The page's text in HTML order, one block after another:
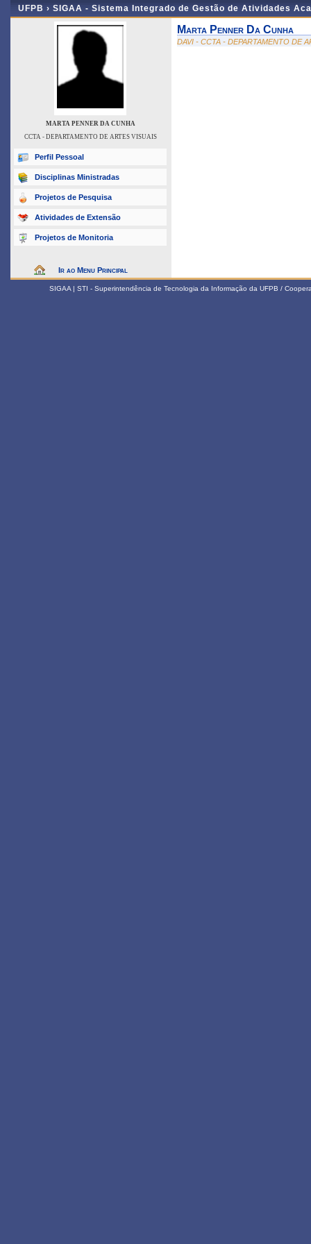
UFPB › SIGAA - Sistema Integrado de Gestão de Atividades
MARTA PENNER DA CUNHA
CCTA - DEPARTAMENTO DE ARTES VISUAIS
Perfil Pessoal
Disciplinas Ministradas
Projetos de Pesquisa
Atividades de Extensão
Projetos de Monitoria
Ir ao Menu Principal
Marta Penner Da Cunha
DAVI - CCTA - DEPARTAMENTO DE
SIGAA | STI - Superintendência de Tecnologia da Informação da UFPB /